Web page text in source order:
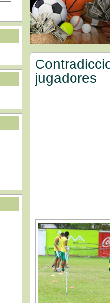
jugadores